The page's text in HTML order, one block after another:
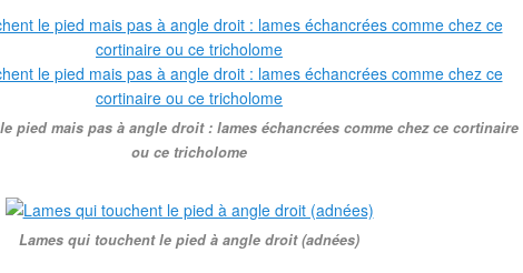
pied mais pas à angle droit : lames échancrées comme chez ce cortinaire
ou ce tricholome
Lames qui touchent le pied à angle droit (adnées)